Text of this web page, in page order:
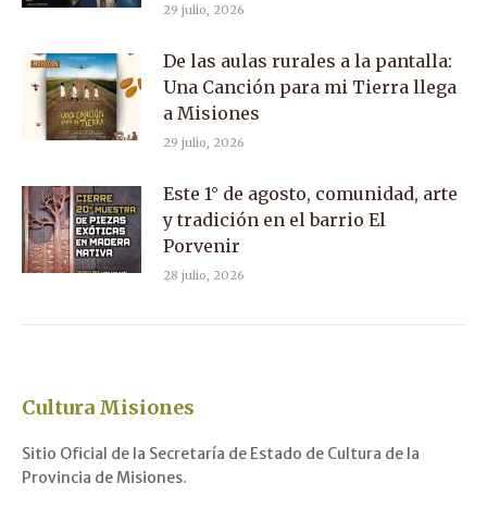
29 julio, 2026
De las aulas rurales a la pantalla:
Una Canción para mi Tierra llega
a Misiones
29 julio, 2026
Este 1° de agosto, comunidad, arte
y tradición en el barrio El
Porvenir
28 julio, 2026
Cultura Misiones
Sitio Oficial de la Secretaría de Estado de Cultura de la
Provincia de Misiones.